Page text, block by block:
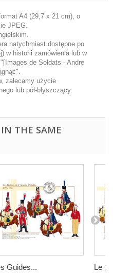
A4 (29,7 x 21 cm), o
JPEG.
natychmiast dostępne po
w historii zamówienia lub w
de Soldats - Andre
zalecamy użycie
lub pół-błyszczący.
THE SAME
Guides... Le